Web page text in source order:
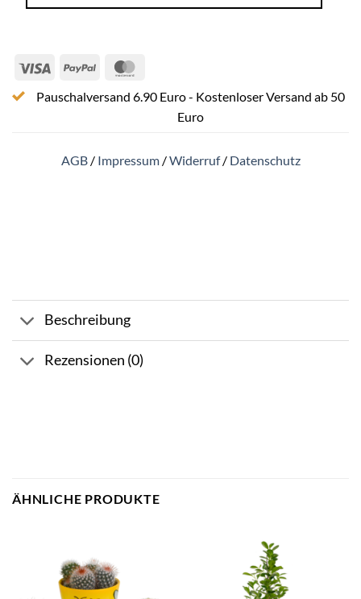
Visa PayPal
Pauschalversand 6.90 Euro - Kostenloser Versand ab 50
Euro
AGB/ Impressum/Widerruf/ Datenschutz
Beschreibung
Rezensionen (0)
ÄHNLICHE PRODUKTE